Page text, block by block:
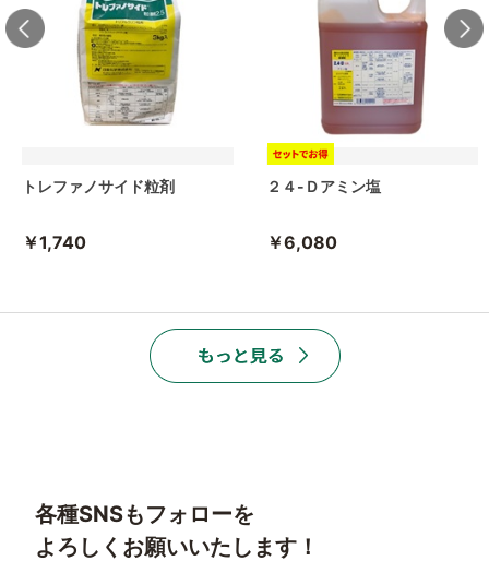
トレファノサイド粒剤
￥1,740
２４-Ｄアミン塩
￥6,080
各種SNSもフォローを
よろしくお願いいたします！